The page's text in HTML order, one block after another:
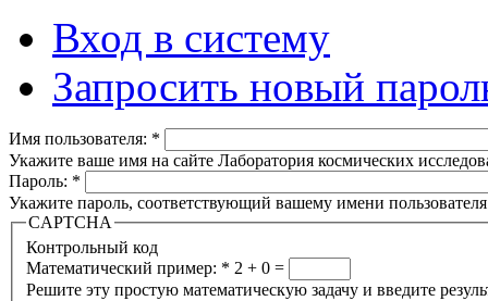
Вход в систему
Запросить новый
Имя пользователя: *
Укажите ваше имя на сайте Лаборатория космических
Пароль: *
Укажите пароль, соответствующий вашему имени
CAPTCHA
Контрольный код
Математический пример: * 2 + 0 =
Решите эту простую математическую задачу и введите